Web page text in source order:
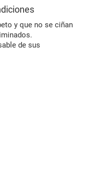
y que no se ciñan
de sus